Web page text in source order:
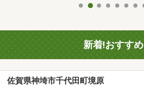
新着!おすすめ
佐賀県神埼市千代田町境原